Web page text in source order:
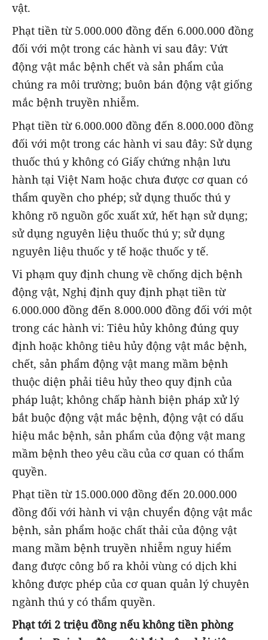
vật.
Phạt tiền từ 5.000.000 đồng đến 6.000.000 đồng
đối với một trong các hành vi sau đây: Vứt
động vật mắc bệnh chết và sản phẩm của
chúng ra môi trường; buôn bán động vật giống
mắc bệnh truyền nhiễm.
Phạt tiền từ 6.000.000 đồng đến 8.000.000 đồng
đối với một trong các hành vi sau đây: Sử dụng
thuốc thú y không có Giấy chứng nhận lưu
hành tại Việt Nam hoặc chưa được cơ quan có
thẩm quyền cho phép; sử dụng thuốc thú y
không rõ nguồn gốc xuất xứ, hết hạn sử dụng;
sử dụng nguyên liệu thuốc thú y; sử dụng
nguyên liệu thuốc y tế hoặc thuốc y tế.
Vi phạm quy định chung về chống dịch bệnh
động vật, Nghị định quy định phạt tiền từ
6.000.000 đồng đến 8.000.000 đồng đối với một
trong các hành vi: Tiêu hủy không đúng quy
định hoặc không tiêu hủy động vật mắc bệnh,
chết, sản phẩm động vật mang mầm bệnh
thuộc diện phải tiêu hủy theo quy định của
pháp luật; không chấp hành biện pháp xử lý
bắt buộc động vật mắc bệnh, động vật có dấu
hiệu mắc bệnh, sản phẩm của động vật mang
mầm bệnh theo yêu cầu của cơ quan có thẩm
quyền.
Phạt tiền từ 15.000.000 đồng đến 20.000.000
đồng đối với hành vi vận chuyển động vật mắc
bệnh, sản phẩm hoặc chất thải của động vật
mang mầm bệnh truyền nhiễm nguy hiểm
đang được công bố ra khỏi vùng có dịch khi
không được phép của cơ quan quản lý chuyên
ngành thú y có thẩm quyền.
Phạt tới 2 triệu đồng nếu không tiền phòng